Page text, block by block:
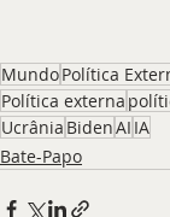
MundoPolítica
Política externa
Ucrânia BidenAI IA
Bate-Papo